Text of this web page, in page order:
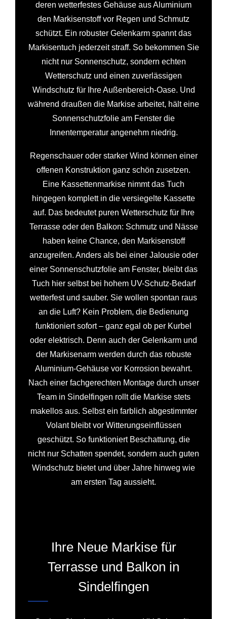
deren wetterfestes Gehäuse aus Aluminium
den Markisenstoff vor Regen und Schmutz
schützt. Ein robuster Gelenkarm spannt das
Markisentuch jederzeit straff. So bekommen Sie
nicht nur Sonnenschutz, sondern echten
Wetterschutz und einen zuverlässigen
Windschutz für Ihre Außenbereich-Oase. Und
während draußen die Markise arbeitet, hält eine
Sonnenschutzfolie am Fenster die
Innentemperatur angenehm niedrig.
Regenschauer oder starker Wind können einer
offenen Konstruktion ganz schön zusetzen.
Eine Kassettenmarkise nimmt das Tuch
hingegen komplett in die versiegelte Kassette
auf. Das bedeutet puren Wetterschutz für Ihre
Terrasse oder den Balkon: Schmutz und Nässe
haben keine Chance, den Markisenstoff
anzugreifen. Anders als bei einer Jalousie oder
einer Sonnenschutzfolie am Fenster, bleibt das
Tuch hier selbst bei hohem UV-Schutz-Bedarf
wetterfest und sauber. Sie wollen spontan raus
an die Luft? Kein Problem, die Bedienung
funktioniert sofort – ganz egal ob per Kurbel
oder elektrisch. Denn auch der Gelenkarm und
der Markisenarm werden durch das robuste
Aluminium-Gehäuse vor Korrosion bewahrt.
Nach einer fachgerechten Montage durch unser
Team in Sindelfingen rollt die Markise stets
makellos aus. Selbst ein farblich abgestimmter
Volant bleibt vor Witterungseinflüssen
geschützt. So funktioniert Beschattung, die
nicht nur Schatten spendet, sondern auch guten
Windschutz bietet und über Jahre hinweg wie
am ersten Tag aussieht.
Ihre Neue Markise für
Terrasse und Balkon in
Sindelfingen